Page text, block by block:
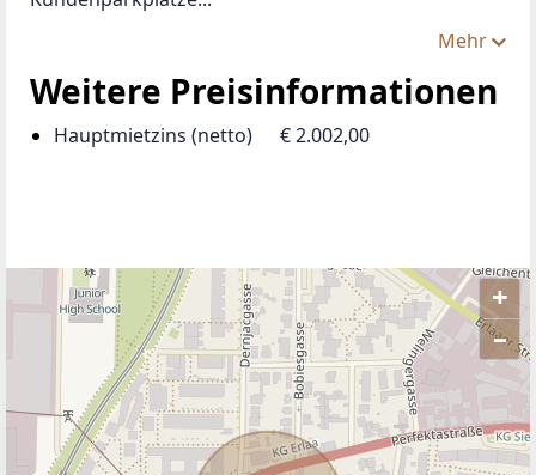
Mehr
Weitere Preisinformationen
Hauptmietzins (netto) € 2.002,00
+
–
ANBIETER KONTAKTIEREN